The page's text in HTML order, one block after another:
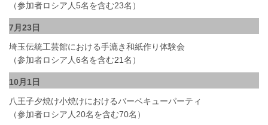
（参加者ロシア人5名を含む23名）
7月23日
埼玉伝統工芸館における手漉き和紙作り体験会
（参加者ロシア人6名を含む21名）
10月1日
八王子夕焼け小焼けにおけるバーベキューパーティ
（参加者ロシア人20名を含む70名）